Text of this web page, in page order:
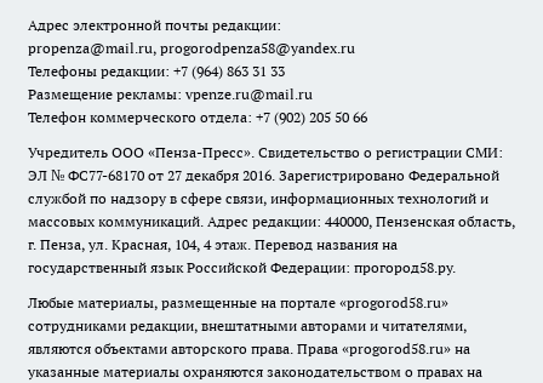
Адрес электронной почты редакции:
propenza@mail.ru, progorodpenza58@yandex.ru
Телефоны редакции: +7 (964) 863 31 33
Размещение рекламы: vpenze.ru@mail.ru
Телефон коммерческого отдела: +7 (902) 205 50 66
Учредитель ООО «Пенза-Пресс». Свидетельство о регистрации СМИ:
ЭЛ № ФС77-68170 от 27 декабря 2016. Зарегистрировано Федеральной
службой по надзору в сфере связи, информационных технологий и
массовых коммуникаций. Адрес редакции: 440000, Пензенская область,
г. Пенза, ул. Красная, 104, 4 этаж. Перевод названия на
государственный язык Российской Федерации: прогород58.ру.
Любые материалы, размещенные на портале «progorod58.ru»
сотрудниками редакции, внештатными авторами и читателями,
являются объектами авторского права. Права «progorod58.ru» на
указанные материалы охраняются законодательством о правах на